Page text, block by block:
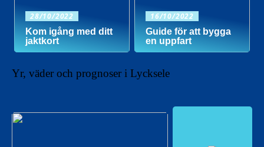
28/10/2022
Kom igång med ditt
jaktkort
16/10/2022
Guide för att bygga
en uppfart
Yr, väder och prognoser i Lycksele